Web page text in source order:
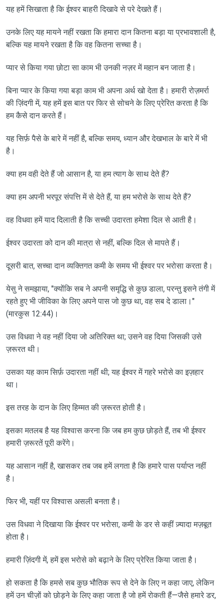
यह हमें सिखाता है कि ईश्वर बाहरी दिखावे से परे देखते हैं।
उनके लिए यह मायने नहीं रखता कि हमारा दान कितना बड़ा या प्रभावशाली है,
बल्कि यह मायने रखता है कि वह कितना सच्चा है।
प्यार से किया गया छोटा सा काम भी उनकी नज़र में महान बन जाता है।
बिना प्यार के किया गया बड़ा काम भी अपना अर्थ खो देता है। हमारी रोज़मर्रा
की ज़िंदगी में, यह हमें इस बात पर फिर से सोचने के लिए प्रेरित करता है कि
हम कैसे दान करते हैं।
यह सिर्फ़ पैसे के बारे में नहीं है, बल्कि समय, ध्यान और देखभाल के बारे में भी
है।
क्या हम वही देते हैं जो आसान है, या हम त्याग के साथ देते हैं?
क्या हम अपनी भरपूर संपत्ति में से देते हैं, या हम भरोसे के साथ देते हैं?
वह विधवा हमें याद दिलाती है कि सच्ची उदारता हमेशा दिल से आती है।
ईश्वर उदारता को दान की मात्रा से नहीं, बल्कि दिल से मापते हैं।
दूसरी बात, सच्चा दान व्यक्तिगत कमी के समय भी ईश्वर पर भरोसा करता है।
येसु ने समझाया, "क्योंकि सब ने अपनी समृद्धि से कुछ डाला, परन्तु इसने तंगी में
रहते हुए भी जीविका के लिए अपने पास जो कुछ था, वह सब दे डाला।"
(मारकुस 12:44)।
उस विधवा ने वह नहीं दिया जो अतिरिक्त था; उसने वह दिया जिसकी उसे
ज़रूरत थी।
उसका यह काम सिर्फ़ उदारता नहीं थी; यह ईश्वर में गहरे भरोसे का इज़हार
था।
इस तरह के दान के लिए हिम्मत की ज़रूरत होती है।
इसका मतलब है यह विश्वास करना कि जब हम कुछ छोड़ते हैं, तब भी ईश्वर
हमारी ज़रूरतें पूरी करेंगे।
यह आसान नहीं है, खासकर तब जब हमें लगता है कि हमारे पास पर्याप्त नहीं
है।
फिर भी, यहीं पर विश्वास असली बनता है।
उस विधवा ने दिखाया कि ईश्वर पर भरोसा, कमी के डर से कहीं ज़्यादा मज़बूत
होता है।
हमारी ज़िंदगी में, हमें इस भरोसे को बढ़ाने के लिए प्रेरित किया जाता है।
हो सकता है कि हमसे सब कुछ भौतिक रूप से देने के लिए न कहा जाए, लेकिन
हमें उन चीज़ों को छोड़ने के लिए कहा जाता है जो हमें रोकती हैं—जैसे हमारे डर,